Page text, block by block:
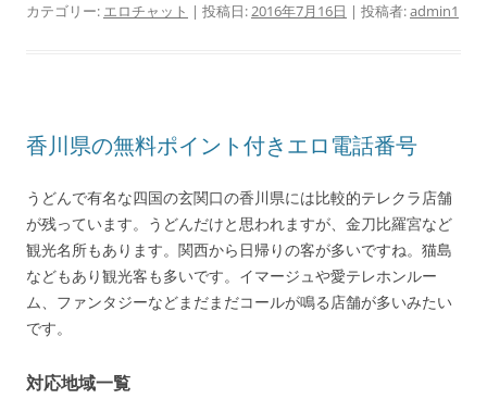
カテゴリー: エロチャット | 投稿日:2016年7月16日 | 投稿者:admin1
香川県の無料ポイント付きエロ電話番号
うどんで有名な四国の玄関口の香川県には比較的テレクラ店舗
が残っています。うどんだけと思われますが、金刀比羅宮など
観光名所もあります。関西から日帰りの客が多いですね。猫島
などもあり観光客も多いです。イマージュや愛テレホンルー
ム、ファンタジーなどまだまだコールが鳴る店舗が多いみたい
です。
対応地域一覧